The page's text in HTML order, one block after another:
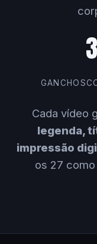
3
GANCHOS
Cada vídeo
legenda,
impressão
os 27